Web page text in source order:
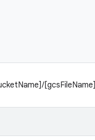
[gcsFileName]